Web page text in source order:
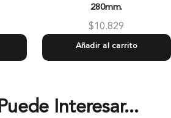
280mm.
$10.829
Añadir al carrito
Interesar...